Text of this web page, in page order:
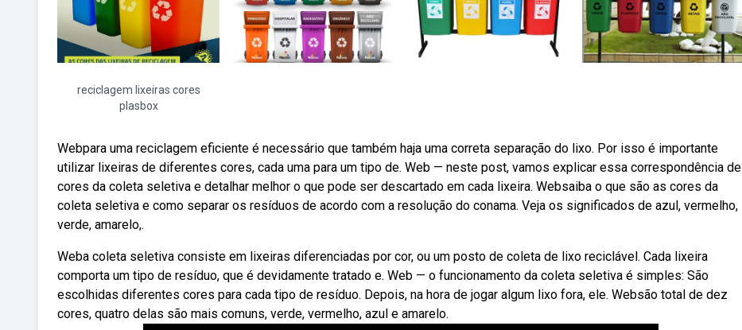
reciclagem lixeiras cores
plasbox
Webpara uma reciclagem eficiente é necessário que também haja uma correta separação do lixo. Por isso é importante
utilizar lixeiras de diferentes cores, cada uma para um tipo de. Web — neste post, vamos explicar essa correspondência de
cores da coleta seletiva e detalhar melhor o que pode ser descartado em cada lixeira. Websaiba o que são as cores da
coleta seletiva e como separar os resíduos de acordo com a resolução do conama. Veja os significados de azul, vermelho,
verde, amarelo,.
Weba coleta seletiva consiste em lixeiras diferenciadas por cor, ou um posto de coleta de lixo reciclável. Cada lixeira
comporta um tipo de resíduo, que é devidamente tratado e. Web — o funcionamento da coleta seletiva é simples: São
escolhidas diferentes cores para cada tipo de resíduo. Depois, na hora de jogar algum lixo fora, ele. Websão total de dez
cores, quatro delas são mais comuns, verde, vermelho, azul e amarelo.